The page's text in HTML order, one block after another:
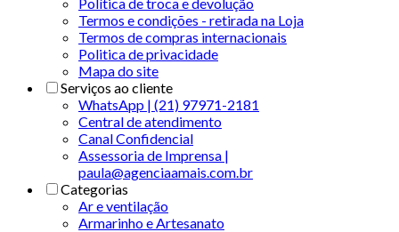
Termos e condições - retirada na Loja
Termos de compras internacionais
Politica de privacidade
Mapa do site
Serviços ao cliente
WhatsApp | (21) 97971-2181
Central de atendimento
Canal Confidencial
Assessoria de Imprensa |
paula@agenciaamais.com.br
Categorias
Ar e ventilação
Armarinho e Artesanato